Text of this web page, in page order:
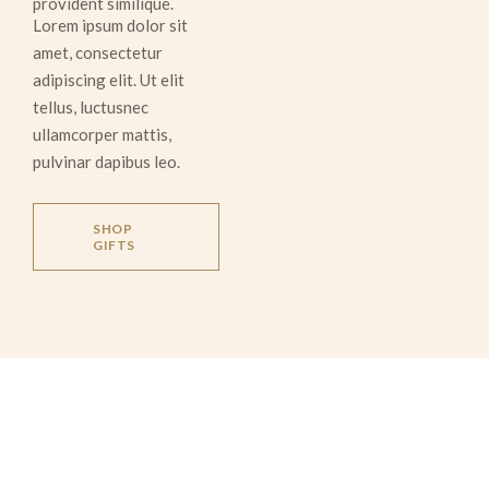
Lorem ipsum dolor sit
amet, consectetur
adipiscing elit. Ut elit
tellus, luctusnec
ullamcorper mattis,
pulvinar dapibus leo.
SHOP
GIFTS